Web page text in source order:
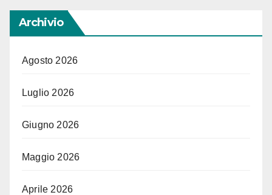
Archivio
Agosto 2026
Luglio 2026
Giugno 2026
Maggio 2026
Aprile 2026